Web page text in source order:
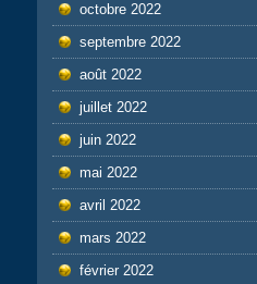
octobre 2022
septembre 2022
août 2022
juillet 2022
juin 2022
mai 2022
avril 2022
mars 2022
février 2022